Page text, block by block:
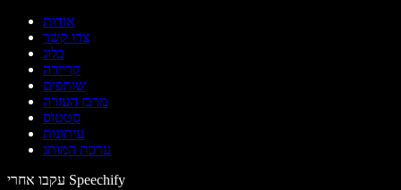
אודות
צרו קשר
בלוג
קריירה
שותפים
מרכז העזרה
סטטוס
עיתונות
ערכת המותג
עקבו אחרי Speechify